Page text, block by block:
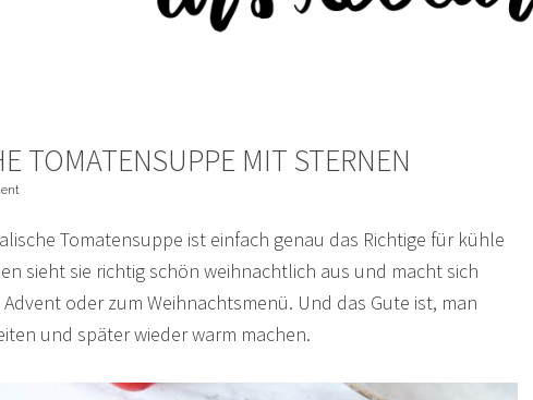
TOMATENSUPPE MIT STERNEN
Tomatensuppe ist einfach genau das Richtige für kühle
sieht sie richtig schön weihnachtlich aus und macht sich
oder zum Weihnachtsmenü. Und das Gute ist, man
und später wieder warm machen.